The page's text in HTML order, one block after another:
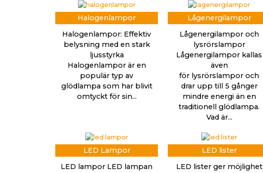
Halogenlampor
Halogenlampor: Effektiv
belysning med en stark
ljusstyrka
Halogenlampor är en
populär typ av
glödlampa som har blivit
omtyckt för sin...
Lågenergilampor
Lågenergilampor och
lysrörslampor
Lågenergilampor kallas
även
för lysrörslampor och
drar upp till 5 gånger
mindre energi än en
traditionell glödlampa.
Vad är...
LED Lampor
LED lampor LED lampan
LED lister
LED lister ger möjlighet